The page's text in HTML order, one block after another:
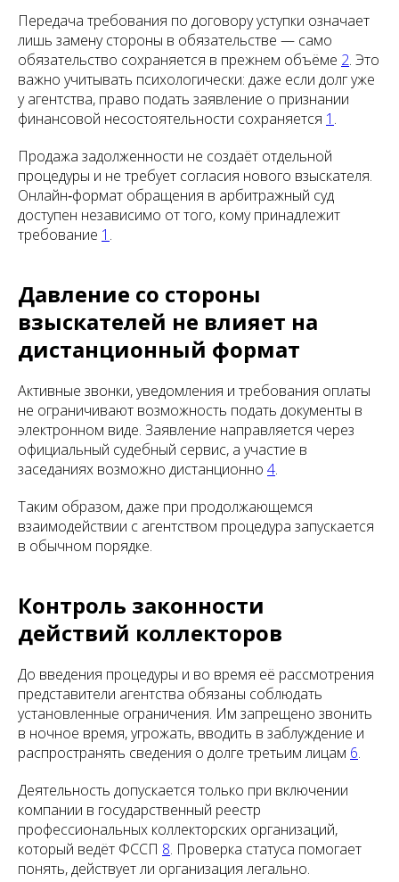
Передача требования по договору уступки означает
лишь замену стороны в обязательстве — само
обязательство сохраняется в прежнем объёме 2. Это
важно учитывать психологически: даже если долг уже
у агентства, право подать заявление о признании
финансовой несостоятельности сохраняется 1 .
Продажа задолженности не создаёт отдельной
процедуры и не требует согласия нового взыскателя.
Онлайн‑формат обращения в арбитражный суд
доступен независимо от того, кому принадлежит
требование 1 .
Давление со стороны
взыскателей не влияет на
дистанционный формат
Активные звонки, уведомления и требования оплаты
не ограничивают возможность подать документы в
электронном виде. Заявление направляется через
официальный судебный сервис, а участие в
заседаниях возможно дистанционно 4.
Таким образом, даже при продолжающемся
взаимодействии с агентством процедура запускается
в обычном порядке.
Контроль законности
действий коллекторов
До введения процедуры и во время её рассмотрения
представители агентства обязаны соблюдать
установленные ограничения. Им запрещено звонить
в ночное время, угрожать, вводить в заблуждение и
распространять сведения о долге третьим лицам 6.
Деятельность допускается только при включении
компании в государственный реестр
профессиональных коллекторских организаций,
который ведёт ФССП 8. Проверка статуса помогает
понять, действует ли организация легально.